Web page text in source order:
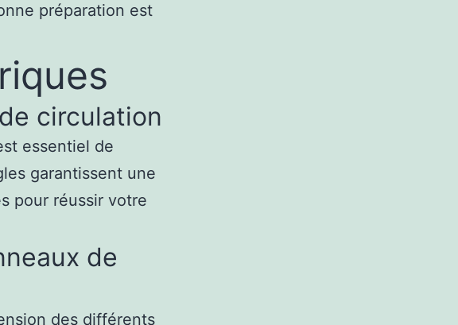
préparation est
circulation
essentiel de
garantissent une
pour réussir votre
de
des différents